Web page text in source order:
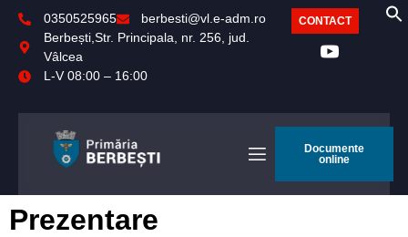
0350525965
berbesti@vl.e-adm.ro
Berbești,Str. Principala, nr. 256, jud.
Vâlcea
L-V 08:00 – 16:00
CONTACT
Documente
online
Prezentare